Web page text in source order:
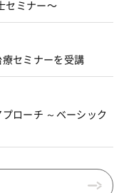
セミナー〜
セミナーを受講
ローチ ～ベーシック